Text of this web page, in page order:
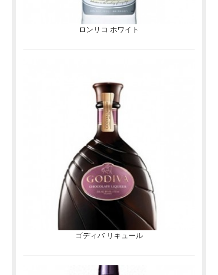
ロンリコ ホワイト
ゴディバ リキュール